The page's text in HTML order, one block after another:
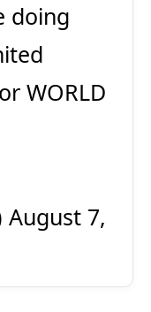
doing
WORLD
August 7,